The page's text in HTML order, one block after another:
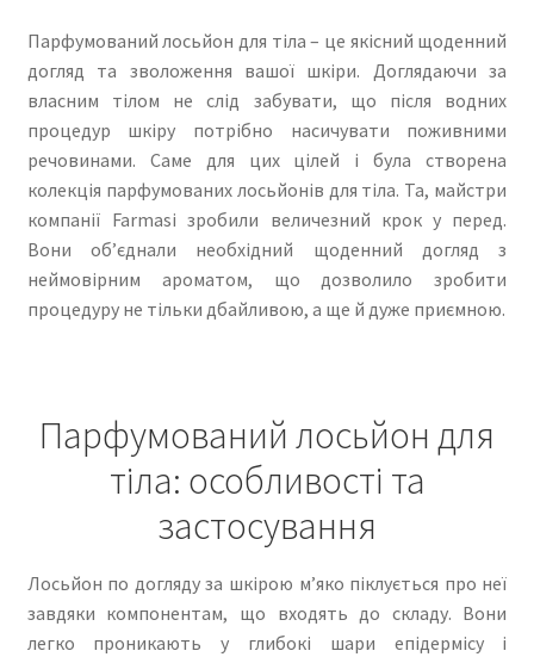
Парфумований лосьйон для тіла – це якісний щоденний
догляд та зволоження вашої шкіри. Доглядаючи за
власним тілом не слід забувати, що після водних
процедур шкіру потрібно насичувати поживними
речовинами. Саме для цих цілей і була створена
колекція парфумованих лосьйонів для тіла. Та, майстри
компанії Farmasi зробили величезний крок у перед.
Вони об’єднали необхідний щоденний догляд з
неймовірним ароматом, що дозволило зробити
процедуру не тільки дбайливою, а ще й дуже приємною.
Парфумований лосьйон для
тіла: особливості та
застосування
Лосьйон по догляду за шкірою м’яко піклується про неї
завдяки компонентам, що входять до складу. Вони
легко проникають у глибокі шари епідермісу і